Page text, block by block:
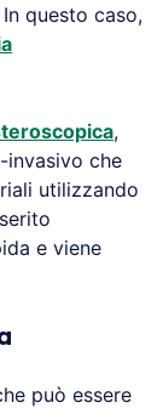
questo caso,
,
che
utilizzando
e viene
può essere